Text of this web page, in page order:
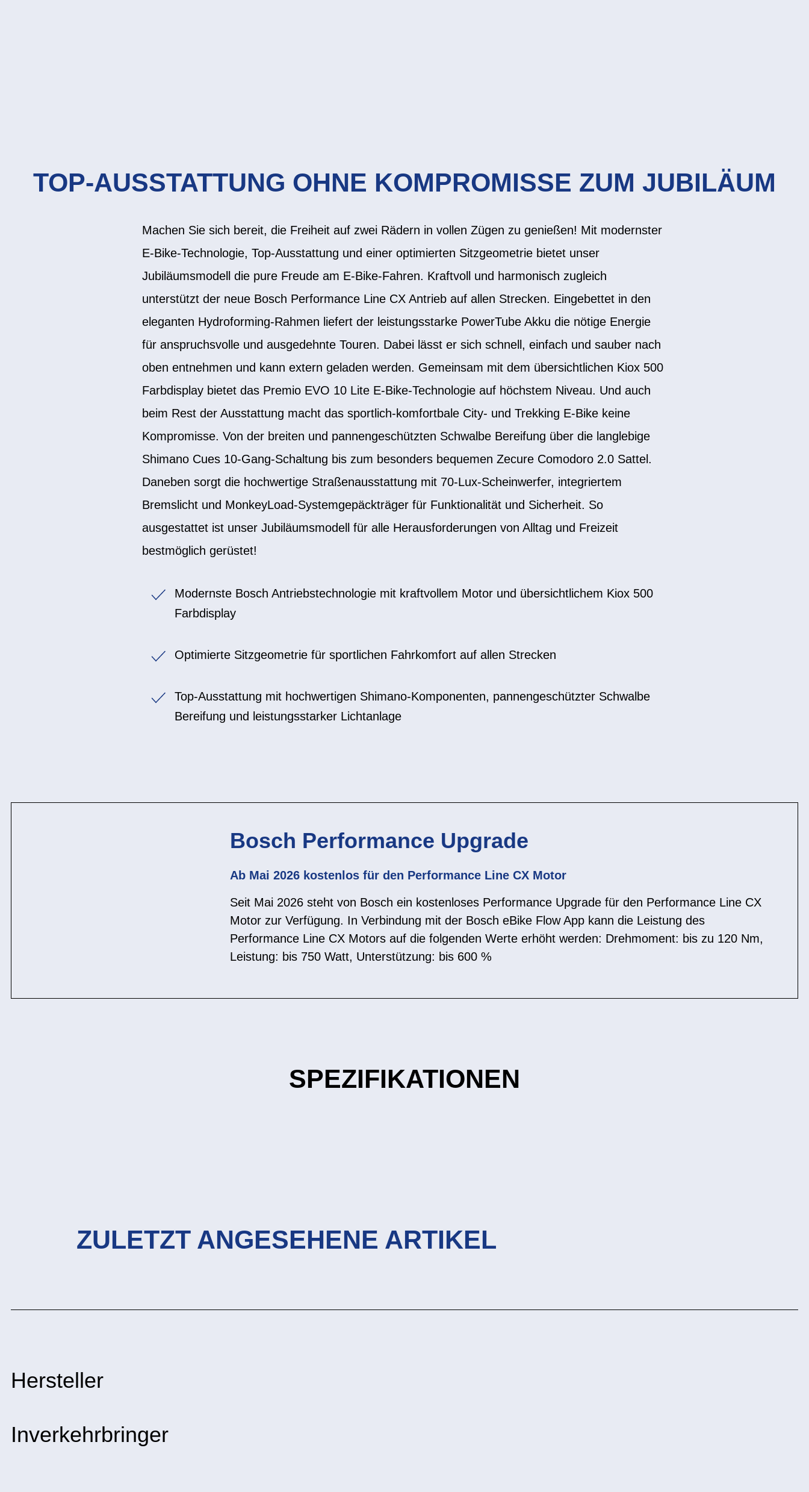
TOP-AUSSTATTUNG OHNE KOMPROMISSE ZUM JUBILÄUM
Machen Sie sich bereit, die Freiheit auf zwei Rädern in vollen Zügen zu genießen! Mit modernster
E-Bike-Technologie, Top-Ausstattung und einer optimierten Sitzgeometrie bietet unser
Jubiläumsmodell die pure Freude am E-Bike-Fahren. Kraftvoll und harmonisch zugleich
unterstützt der neue Bosch Performance Line CX Antrieb auf allen Strecken. Eingebettet in den
eleganten Hydroforming-Rahmen liefert der leistungsstarke PowerTube Akku die nötige Energie
für anspruchsvolle und ausgedehnte Touren. Dabei lässt er sich schnell, einfach und sauber nach
oben entnehmen und kann extern geladen werden. Gemeinsam mit dem übersichtlichen Kiox 500
Farbdisplay bietet das Premio EVO 10 Lite E-Bike-Technologie auf höchstem Niveau. Und auch
beim Rest der Ausstattung macht das sportlich-komfortbale City- und Trekking E-Bike keine
Kompromisse. Von der breiten und pannengeschützten Schwalbe Bereifung über die langlebige
Shimano Cues 10-Gang-Schaltung bis zum besonders bequemen Zecure Comodoro 2.0 Sattel.
Daneben sorgt die hochwertige Straßenausstattung mit 70-Lux-Scheinwerfer, integriertem
Bremslicht und MonkeyLoad-Systemgepäckträger für Funktionalität und Sicherheit. So
ausgestattet ist unser Jubiläumsmodell für alle Herausforderungen von Alltag und Freizeit
bestmöglich gerüstet!
Modernste Bosch Antriebstechnologie mit kraftvollem Motor und übersichtlichem Kiox 500
Farbdisplay
Optimierte Sitzgeometrie für sportlichen Fahrkomfort auf allen Strecken
Top-Ausstattung mit hochwertigen Shimano-Komponenten, pannengeschützter Schwalbe
Bereifung und leistungsstarker Lichtanlage
Bosch Performance Upgrade
Ab Mai 2026 kostenlos für den Performance Line CX Motor
Seit Mai 2026 steht von Bosch ein kostenloses Performance Upgrade für den Performance Line CX
Motor zur Verfügung. In Verbindung mit der Bosch eBike Flow App kann die Leistung des
Performance Line CX Motors auf die folgenden Werte erhöht werden: Drehmoment: bis zu 120 Nm,
Leistung: bis 750 Watt, Unterstützung: bis 600 %
SPEZIFIKATIONEN
ZULETZT ANGESEHENE ARTIKEL
Hersteller
Inverkehrbringer